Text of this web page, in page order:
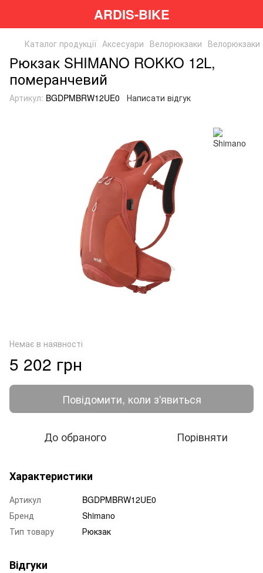
ARDIS-BIKE
Каталог продукції Аксесуари Велорюкзаки Велорюкзаки
Рюкзак SHIMANO ROKKO 12L,
померанчевий
Артикул: BGDPMBRW12UE0 Написати відгук
Немає в наявності
5 202 грн
Повідомити, коли з'явиться
До обраного Порівняти
Характеристики
Артикул
BGDPMBRW12UE0
Бренд
Shimano
Тип товару
Рюкзак
Відгуки